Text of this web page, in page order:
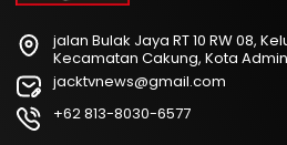
jalan Bulak Jaya RT 10 RW 08,
Kecamatan Cakung, Kota
jacktvnews@gmail.com
+62 813-8030-6577